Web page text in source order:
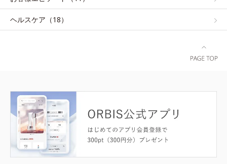
ヘルスケア（18）